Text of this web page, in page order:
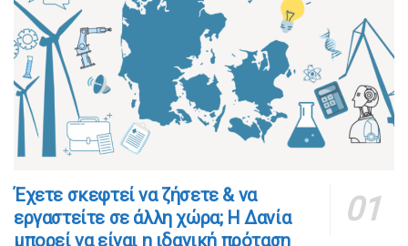
​​Έχετε σκεφτεί να ζήσετε & να
εργαστείτε σε άλλη χώρα; Η Δανία
μπορεί να είναι η ιδανική πρόταση